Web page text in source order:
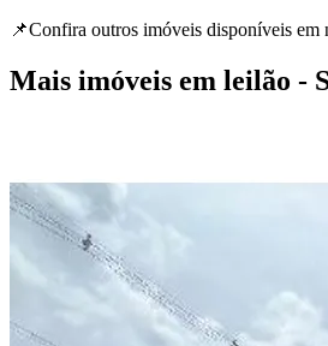
📌Confira outros imóveis disponíveis em
Mais imóveis em leilão -